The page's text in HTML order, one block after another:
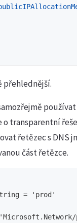
přehlednější.
o transparentní
řetězec s DNS
část řetězce.
= 'prod'